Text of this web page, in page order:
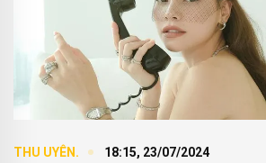
THU UYÊN. 18:15, 23/07/2024